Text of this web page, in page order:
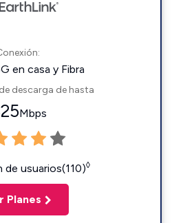
en casa y Fibra
descarga de hasta
Mbps
de usuarios(110)◊
Planes